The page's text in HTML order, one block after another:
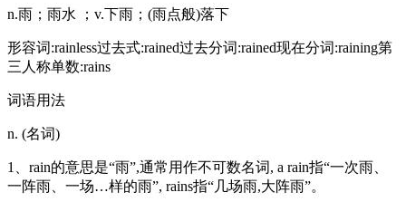
n.雨；雨水 ；v.下雨；(雨点般)落下
形容词:rainless过去式:rained过去分词:rained现在分词:raining第
三人称单数:rains
词语用法
n. (名词)
1、rain的意思是“雨”,通常用作不可数名词, a rain指“一次雨、
一阵雨、一场…样的雨”, rains指“几场雨,大阵雨”。